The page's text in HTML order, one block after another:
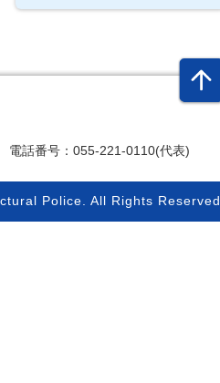
電話番号：055-221-0110(代表)
Police. All Rights Reserved.